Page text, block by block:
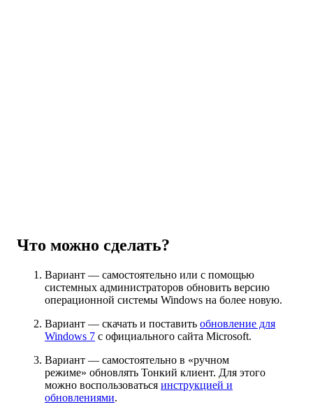
Что можно сделать?
Вариант — самостоятельно или с помощью
системных администраторов обновить версию
операционной системы Windows на более новую.
Вариант — скачать и поставить обновление для
Windows 7 с официального сайта Microsoft.
Вариант — самостоятельно в «ручном
режиме» обновлять Тонкий клиент. Для этого
можно воспользоваться инструкцией и
обновлениями.